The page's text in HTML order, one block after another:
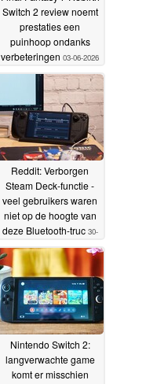
Switch 2 review noemt
prestaties een
puinhoop ondanks
verbeteringen 03-06-2026
Reddit: Verborgen
Steam Deck-functie -
veel gebruikers waren
niet op de hoogte van
deze Bluetooth-truc 30-
05-2026
Nintendo Switch 2:
langverwachte game
komt er misschien